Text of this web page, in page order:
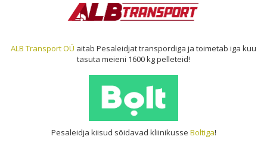
ALB Transport OÜ aitab Pesaleidjat transpordiga ja toimetab iga kuu
tasuta meieni 1600 kg pelleteid!
Pesaleidja kiisud sõidavad kliinikusse Boltiga!